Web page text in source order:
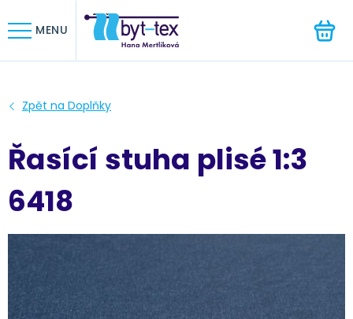
MENU
Řasící stuha plisé 1:3
6418